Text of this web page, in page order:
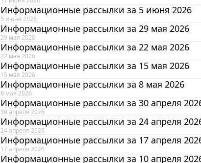
Информационные рассылки за 5 июня 2026
5 июня 2026
Информационные рассылки за 29 мая 2026
29 мая 2026
Информационные рассылки за 22 мая 2026
22 мая 2026
Информационные рассылки за 15 мая 2026
15 мая 2026
Информационные рассылки за 8 мая 2026
8 мая 2026
Информационные рассылки за 30 апреля
30 апреля 2026
Информационные рассылки за 24 апреля
24 апреля 2026
Информационные рассылки за 17 апреля
17 апреля 2026
Информационные рассылки за 10 апреля